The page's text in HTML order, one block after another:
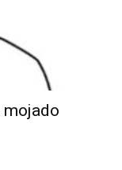
mojado